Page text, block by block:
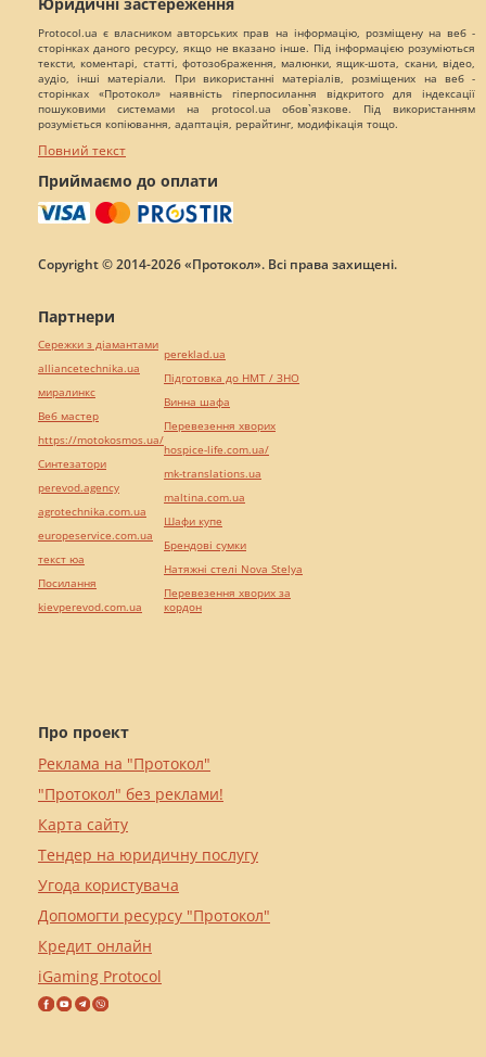
Protocol.ua є власником авторських прав на інформацію, розміщену на веб -
сторінках даного ресурсу, якщо не вказано інше. Під інформацією розуміються
тексти, коментарі, статті, фотозображення, малюнки, ящик-шота, скани, відео,
аудіо, інші матеріали. При використанні матеріалів, розміщених на веб -
сторінках «Протокол» наявність гіперпосилання відкритого для індексації
пошуковими системами на protocol.ua обов`язкове. Під використанням
розуміється копіювання, адаптація, рерайтинг, модифікація тощо.
Повний текст
Приймаємо до оплати
Copyright © 2014-2026 «Протокол». Всі права захищені.
Про проект
Реклама на "Протокол"
"Протокол" без реклами!
Карта сайту
Тендер на юридичну послугу
Угода користувача
Допомогти ресурсу "Протокол"
Кредит онлайн
iGaming Protocol
Партнери
Сережки з діамантами
alliancetechnika.ua
миралинкс
Веб мастер
https://motokosmos.ua/
Синтезатори
perevod.agency
agrotechnika.com.ua
europeservice.com.ua
текст юа
Посилання
kievperevod.com.ua
pereklad.ua
Підготовка до НМТ / ЗНО
Винна шафа
Перевезення хворих
hospice-life.com.ua/
mk-translations.ua
maltina.com.ua
Шафи купе
Брендові сумки
Натяжні стелі Nova Stelya
Перевезення хворих за
кордон